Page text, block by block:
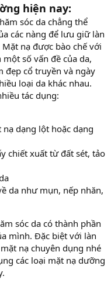
hiện nay:
sóc da chẳng thể
các nàng để lưu giữ làn
nạ được bào chế với
số vấn đề của da,
đẹp cổ truyền và ngày
loại da khác nhau.
tác dụng:
dạng lột hoặc dạng
chiết xuất từ đất sét, tảo
da như mụn, nếp nhăn,
sóc da có thành phần
mình. Đặc biệt với làn
nạ chuyên dụng nhé
các loại mặt nạ dưỡng